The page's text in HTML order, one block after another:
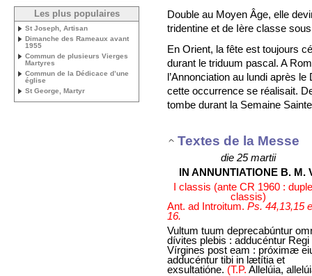
Double au Moyen Âge, elle
tridentine et de Ière classe
En Orient, la fête est toujours
durant le triduum pascal. A
l’Annonciation au lundi après
cette occurrence se réalisait.
tombe durant la Semaine
Textes de la Messe
die 25 martii
IN ANNUNTIATIONE B. M.
I classis (ante CR 1960 :
classis)
Ant. ad Introitum. Ps. 44,13,15
16.
Vultum tuum deprecabúntur
dívites plebis : adducéntur Regi
Vírgines post eam : próximæ
adducéntur tibi in lætítia et
exsultatióne. (T.P. Allelúia,
Les plus populaires
St Joseph, Artisan
Dimanche des Rameaux avant
1955
Commun de plusieurs Vierges
Martyres
Commun de la Dédicace d’une
église
St George, Martyr